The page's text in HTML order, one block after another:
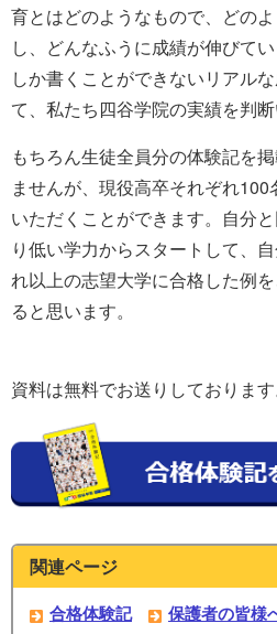
育とはどのようなもので、どの
し、どんなふうに成績が伸びて
しか書くことができないリアル
て、私たち四谷学院の実績を判断
もちろん生徒全員分の体験記を
ませんが、現役高卒それぞれ
いただくことができます。自分
り低い学力からスタートして、
れ以上の志望大学に合格した例
ると思います。
資料は無料でお送りしております
関連ページ
合格体験記
保護者の皆様